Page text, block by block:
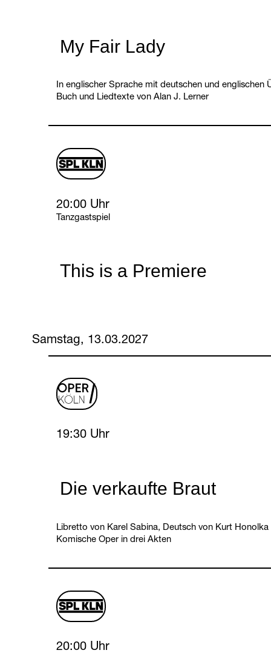
My Fair Lady
In englischer Sprache mit deutschen und englischen
Buch und Liedtexte von Alan J. Lerner
This is a Premiere
Friday, 12 March 2027
20:00 Uhr
Tanzgastspiel
schauspiel
Samstag, 13.03.2027
Die verkaufte Braut
Libretto von Karel Sabina, Deutsch von Kurt Honolka
Komische Oper in drei Akten
Saturday, 13 March 2027
19:30 Uhr
oper
Saturday, 13 March 2027
20:00 Uhr
schauspiel